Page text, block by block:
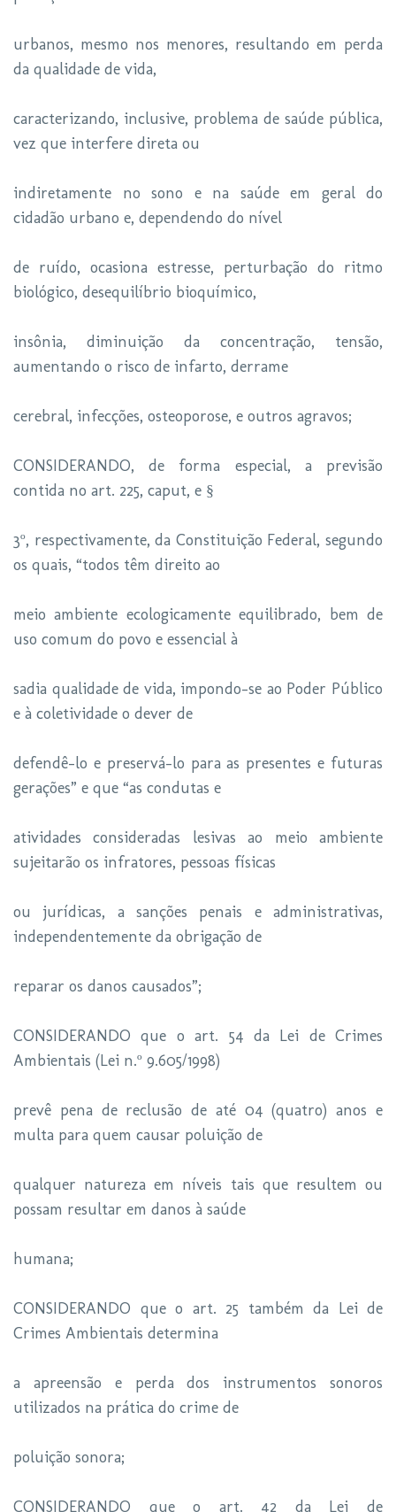
urbanos, mesmo nos menores, resultando em perda
da qualidade de vida,
caracterizando, inclusive, problema de saúde pública,
vez que interfere direta ou
indiretamente no sono e na saúde em geral do
cidadão urbano e, dependendo do nível
de ruído, ocasiona estresse, perturbação do ritmo
biológico, desequilíbrio bioquímico,
insônia, diminuição da concentração, tensão,
aumentando o risco de infarto, derrame
cerebral, infecções, osteoporose, e outros agravos;
CONSIDERANDO, de forma especial, a previsão
contida no art. 225, caput, e §
3º, respectivamente, da Constituição Federal, segundo
os quais, “todos têm direito ao
meio ambiente ecologicamente equilibrado, bem de
uso comum do povo e essencial à
sadia qualidade de vida, impondo-se ao Poder Público
e à coletividade o dever de
defendê-lo e preservá-lo para as presentes e futuras
gerações” e que “as condutas e
atividades consideradas lesivas ao meio ambiente
sujeitarão os infratores, pessoas físicas
ou jurídicas, a sanções penais e administrativas,
independentemente da obrigação de
reparar os danos causados”;
CONSIDERANDO que o art. 54 da Lei de Crimes
Ambientais (Lei n.º 9.605/1998)
prevê pena de reclusão de até 04 (quatro) anos e
multa para quem causar poluição de
qualquer natureza em níveis tais que resultem ou
possam resultar em danos à saúde
humana;
CONSIDERANDO que o art. 25 também da Lei de
Crimes Ambientais determina
a apreensão e perda dos instrumentos sonoros
utilizados na prática do crime de
poluição sonora;
CONSIDERANDO que o art. 42 da Lei de